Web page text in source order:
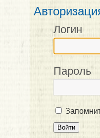
Логин
Пароль